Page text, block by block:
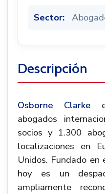
Sector:
Descripción
Osborne Clarke
abogados
socios y 1.300
localizaciones en
Unidos. Fundado
hoy es un
ampliamente